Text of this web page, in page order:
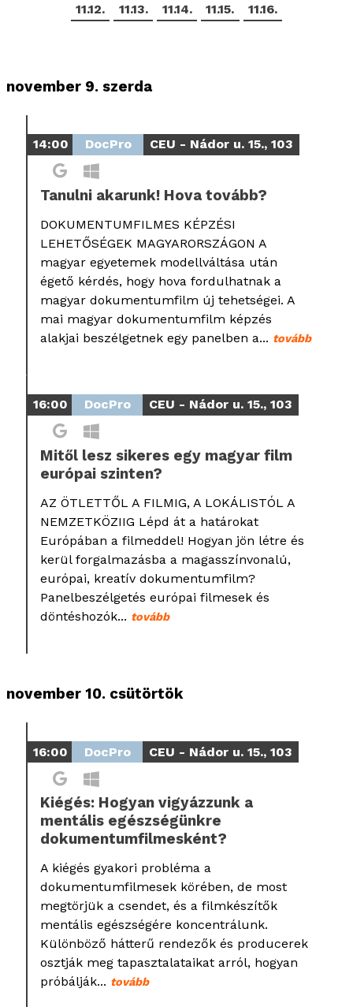
11.12.
11.13. 11.14. 11.15. 11.16.
november 9. szerda
14:00 DocPro CEU - Nádor u. 15., 103
Tanulni akarunk! Hova tovább?
DOKUMENTUMFILMES KÉPZÉSI
LEHETŐSÉGEK MAGYARORSZÁGON A
magyar egyetemek modellváltása után
égető kérdés, hogy hova fordulhatnak a
magyar dokumentumfilm új tehetségei. A
mai magyar dokumentumfilm képzés
alakjai beszélgetnek egy panelben a... tovább
16:00 DocPro CEU - Nádor u. 15., 103
Mitől lesz sikeres egy magyar film
európai szinten?
AZ ÖTLETTŐL A FILMIG, A LOKÁLISTÓL A
NEMZETKÖZIIG Lépd át a határokat
Európában a filmeddel! Hogyan jön létre és
kerül forgalmazásba a magasszínvonalú,
európai, kreatív dokumentumfilm?
Panelbeszélgetés európai filmesek és
döntéshozók... tovább
november 10. csütörtök
16:00 DocPro CEU - Nádor u. 15., 103
Kiégés: Hogyan vigyázzunk a
mentális egészségünkre
dokumentumfilmesként?
A kiégés gyakori probléma a
dokumentumfilmesek körében, de most
megtörjük a csendet, és a filmkészítők
mentális egészségére koncentrálunk.
Különböző hátterű rendezők és producerek
osztják meg tapasztalataikat arról, hogyan
próbálják... tovább